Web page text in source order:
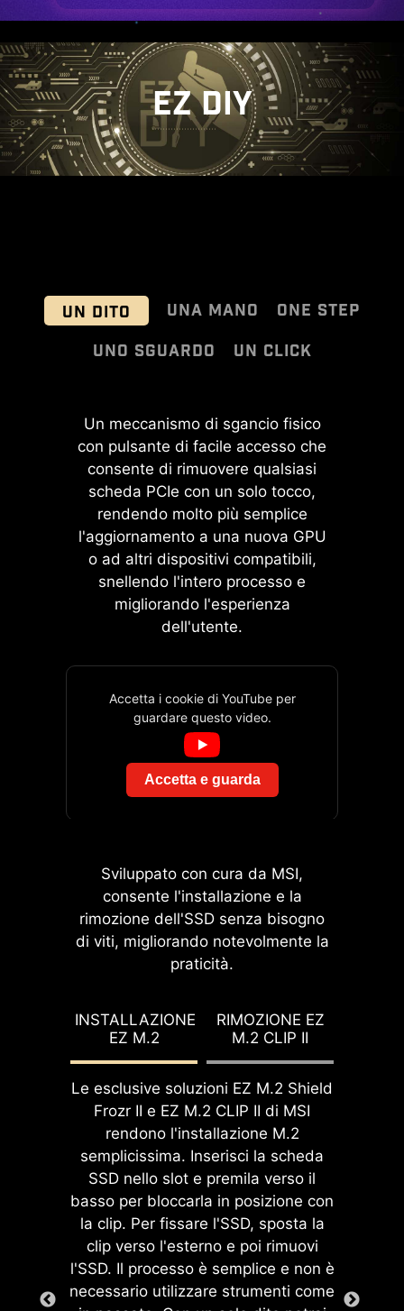
EZ DIY
UN DITO UNA MANO
ONE STEP
UNO SGUARDO
UN CLICK
Un meccanismo di sgancio fisico
con pulsante di facile accesso che
consente di rimuovere qualsiasi
scheda PCIe con un solo tocco,
rendendo molto più semplice
l'aggiornamento a una nuova GPU
o ad altri dispositivi compatibili,
snellendo l'intero processo e
migliorando l'esperienza
dell'utente.
Accetta i cookie di YouTube per
guardare questo video.
Accetta e guarda
Sviluppato con cura da MSI,
consente l'installazione e la
rimozione dell'SSD senza bisogno
di viti, migliorando notevolmente la
praticità.
INSTALLAZIONE
EZ M.2
RIMOZIONE EZ
M.2 CLIP II
Le esclusive soluzioni EZ M.2 Shield
Frozr II e EZ M.2 CLIP II di MSI
rendono l'installazione M.2
semplicissima. Inserisci la scheda
SSD nello slot e premila verso il
basso per bloccarla in posizione con
la clip. Per fissare l'SSD, sposta la
clip verso l'esterno e poi rimuovi
l'SSD. Il processo è semplice e non è
necessario utilizzare strumenti come
La robusta backplate in metallo non
solo raffredda i MOSFET grazie a
un pad termico dedicato, ma
rinforza anche la scheda madre,
protegge i componenti e previene la
flessione del PCB, rendendo
l’installazione più comoda.
Lo I/O Shield preinstallato offre
un’esperienza di installazione
semplificata e senza complicazioni,
eliminando la necessità di montare
manualmente la mascherina I/O
durante l’installazione della scheda
madre. Grazie al design integrato,
garantisce un allineamento corretto
MSI EZ Antenna semplifica il
processo semplicemente collegando
gli elementi di fissaggio alla scheda
madre senza rotazione.
Il doppio jumper OC diretto a 2 pin
integrato consente un overclocking
semplificato e permette di effettuare
regolazioni BCLK precise e senza
interruzioni direttamente dal sistema
maggiore personalizzazione nelle
impostazioni del BIOS, consentendo
di modificare gli incrementi di clock
ad ogni clic.
EZ DEBUG LED
I LED integrati indicano la
fonte del problema, così sai
EZ DIGI-DEBUG LED
Visualizza il codice di errore
per la risoluzione dei
problemi. Funziona anche
come monitor della
temperatura!
EZ OVERCLOCKING
Sebbene l’overclock possa risultare
eccessivamente complesso per
alcuni, MSI Click BIOS X lo rende
più accessibile con diverse funzioni
di overclock con un solo clic per
processore e memoria,
permettendo agli utenti di
migliorare facilmente le prestazioni
del sistema senza entrare in
L’overclock della CPU con
un solo clic ottimizza
automaticamente le
prestazioni del
processore, portandolo
massimo livello possibile.
aumenta le prestazioni
della NPU per ottenere le
migliori performance AI
possibili quando serve
potenza aggiuntiva.
*Attivabile con processori
compatibili.
EXPO / A-XMP
Scegli tra i profili EXPO e